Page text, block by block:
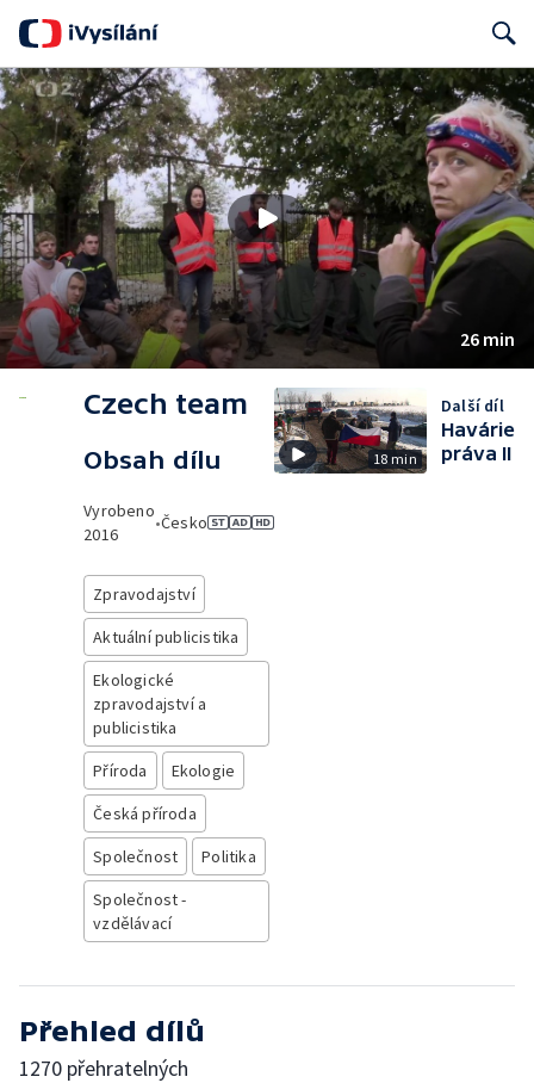
Search
26 min
Czech team
Obsah dílu
Vyrobeno
2016
•Česko
Zpravodajství
Aktuální publicistika
Ekologické
zpravodajství a
publicistika
Příroda
Ekologie
Česká příroda
Společnost
Politika
Společnost -
vzdělávací
18 min
Další díl
Havárie
práva II
Přehled dílů
1270 přehratelných